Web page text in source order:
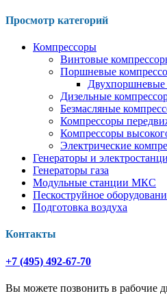
Просмотр категорий
Компрессоры
Винтовые
Поршневые
Двухпоршневые
Дизельные
Безмасляные
Компрессоры
Компрессоры
Электрические
Генераторы и
Генераторы газа
Модульные станции МКС
Пескоструйное
Подготовка воздуха
Контакты
+7 (495) 492-67-70
Вы можете позвонить в рабочие